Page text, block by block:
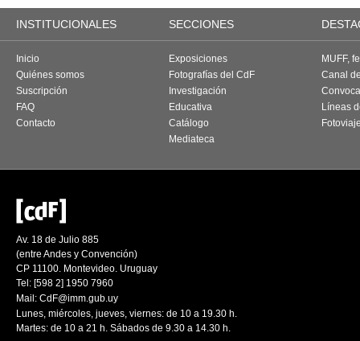
INSTITUCIONALES SECCIONES
Inicio
Quiénes somos
Suscripción
FAQ
Contacto
Exposiciones
Fotografías del CdF
Investigación
Educativa
Catálogo
Mediateca
MUFF,
Canal
Líneas
Av. 18 de Julio 885
(entre Andes y Convención)
CP 11100. Montevideo. Uruguay
Tel: [598 2] 1950 7960
Mail: CdF@imm.gub.uy
Lunes, miércoles, jueves, viernes: de 10 a 19.30 h.
Martes: de 10 a 21 h. Sábados de 9.30 a 14.30 h.